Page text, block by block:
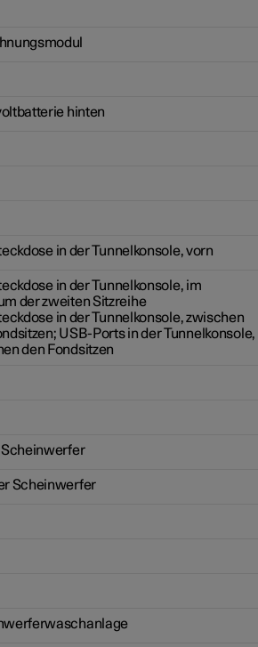
hinten
in der Tunnelkonsole, vorn
in der Tunnelkonsole, im
der zweiten Sitzreihe
in der Tunnelkonsole, zwischen
USB-Ports in der Tunnelkonsole,
den Fondsitzen
Scheinwerfer
Scheinwerfer